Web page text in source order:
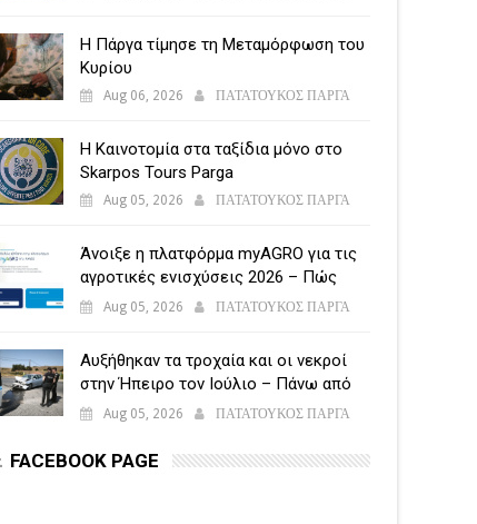
Η Πάργα τίμησε τη Μεταμόρφωση του
Κυρίου
Aug 06, 2026 ΠΑΤΑΤΟΥΚΟΣ ΠΑΡΓΑ
Η Καινοτομία στα ταξίδια μόνο στο
Skarpos Tours Parga
Aug 05, 2026 ΠΑΤΑΤΟΥΚΟΣ ΠΑΡΓΑ
Άνοιξε η πλατφόρμα myAGRO για τις
αγροτικές ενισχύσεις 2026 – Πώς
υποβάλλεται η Ενιαία Αίτηση
Aug 05, 2026 ΠΑΤΑΤΟΥΚΟΣ ΠΑΡΓΑ
Αυξήθηκαν τα τροχαία και οι νεκροί
στην Ήπειρο τον Ιούλιο – Πάνω από
5.500 παραβάσεις
Aug 05, 2026 ΠΑΤΑΤΟΥΚΟΣ ΠΑΡΓΑ
FACEBOOK PAGE